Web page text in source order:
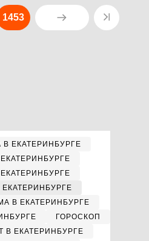
1453
ЕКАТЕРИНБУРГЕ
В ЕКАТЕРИНБУРГЕ
ГОРОСКОП
В ЕКАТЕРИНБУРГЕ